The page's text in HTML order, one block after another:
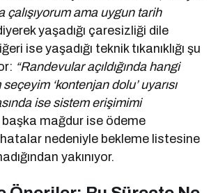
çalışıyorum ama uygun tarih
yaşadığı çaresizliği dile
ise yaşadığı teknik tıkanıklığı şu
“Randevular açıldığında hangi
‘kontenjan dolu’ uyarısı
ise sistem erişimimi
başka mağdur ise ödeme
nedeniyle bekleme listesine
yakınıyor.